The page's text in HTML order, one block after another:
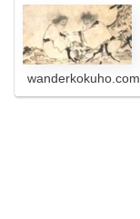
wanderkokuho.com